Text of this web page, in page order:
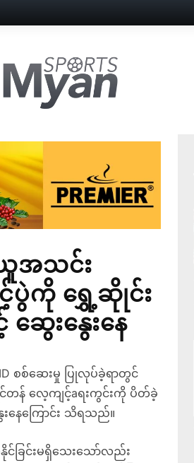
ယူအသင်း
င့်ပွဲကို ရွှေ့ဆိုုင်း
ဆွေးနွေးနေ
စစ်ဆေးမှု ပြုလုပ်ခဲ့ရာတွင်
င်တန် လေ့ကျင့်aရးကွင်းကို ပိတ်ခဲ့
နေကြောင်း သိရသည်။
ခြင်းမရှိသေးသော်လည်း